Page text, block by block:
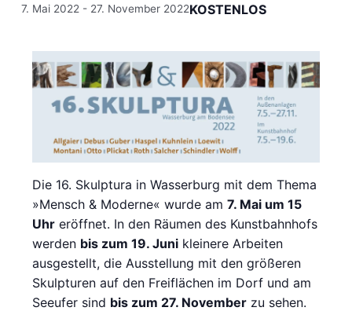
7. Mai 2022 - 27. November 2022KOSTENLOS
Die 16. Skulptura in Wasserburg mit dem Thema
»Mensch & Moderne« wurde am7. Mai um 15
Uhr eröffnet. In den Räumen des Kunstbahnhofs
werden bis zum 19. Juni kleinere Arbeiten
ausgestellt, die Ausstellung mit den größeren
Skulpturen auf den Freiflächen im Dorf und am
Seeufer sind bis zum 27. November zu sehen.